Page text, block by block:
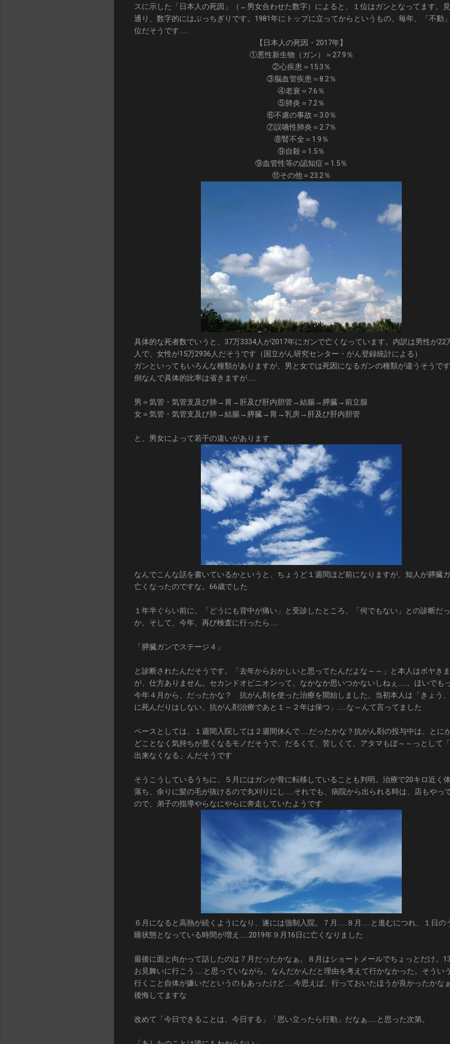
スに示した「日本人の死因」（←男女合わせた数字）によると、１位はガンとなってます。
通り、数字的にはぶっちぎりです。1981年にトップに立ってからというもの、毎年、「不動
位だそうです……
【日本人の死因・2017年】
①悪性新生物（ガン）＝27.9％
②心疾患＝15.3％
③脳血管疾患＝8.2％
④老衰＝7.6％
⑤肺炎＝7.2％
⑥不慮の事故＝3.0％
⑦誤嚥性肺炎＝2.7％
⑧腎不全＝1.9％
⑨自殺＝1.5％
⑨血管性等の認知症＝1.5％
⑪その他＝23.2％
具体的な死者数でいうと、37万3334人が2017年にガンで亡くなっています。内訳は男性が22
人で、女性が15万2936人だそうです（国立がん研究センター・がん登録統計による）
ガンといってもいろんな種類がありますが、男と女では死因になるガンの種類が違うそうで
倒なんで具体的比率は省きますが……
男＝気管・気管支及び肺→胃→肝及び肝内胆管→結腸→膵臓→前立腺
女＝気管・気管支及び肺→結腸→膵臓→胃→乳房→肝及び肝内胆管
と、男女によって若干の違いがあります
なんでこんな話を書いているかというと、ちょうど１週間ほど前になりますが、知人が膵臓
亡くなったのですな。66歳でした
１年半ぐらい前に、「どうにも背中が痛い」と受診したところ、「何でもない」との診断だ
か。そして、今年、再び検査に行ったら……
「膵臓ガンでステージ４」
と診断されたんだそうです。「去年からおかしいと思ってたんだよな～～」と本人はボヤき
が、仕方ありません。セカンドオピニオンって、なかなか思いつかないしねぇ……。ほいでも
今年４月から、だったかな？ 抗がん剤を使った治療を開始しました。当初本人は「きょう
に死んだりはしない。抗がん剤治療であと１～２年は保つ」……な～んて言ってました
ペースとしては、１週間入院しては２週間休んで……だったかな？抗がん剤の投与中は、とに
どことなく気持ちが悪くなるモノだそうで、だるくて、苦しくて、アタマもぼ～～っとして
出来なくなる」んだそうです
そうこうしているうちに、５月にはガンが骨に転移していることも判明。治療で20キロ近く
落ち、余りに髪の毛が抜けるので丸刈りにし……それでも、病院から出られる時は、店もやっ
ので、弟子の指導やらなにやらに奔走していたようです
６月になると高熱が続くようになり、遂には強制入院。７月……８月……と進むにつれ、１日の
睡状態となっている時間が増え……2019年９月16日に亡くなりました
最後に面と向かって話したのは７月だったかなぁ。８月はショートメールでちょっとだけ。
お見舞いに行こう……と思っていながら、なんだかんだと理由を考えて行かなかった。そうい
行くこと自体が嫌いだというのもあったけど……今思えば、行っておいたほうが良かったかな
後悔してますな
改めて「今日できることは、今日する」「思い立ったら行動」だなぁ……と思った次第。